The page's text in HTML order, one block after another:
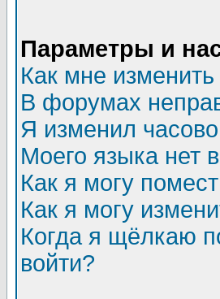
Параметры и
Как мне
В форумах
Я изменил
Моего языка нет
Как я могу
Как я могу
Когда я щёлкаю
войти?